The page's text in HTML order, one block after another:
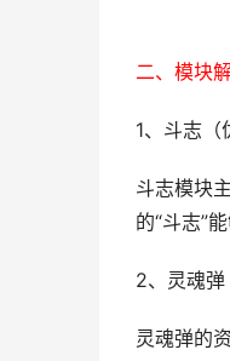
二、模块
1、斗志（
斗志模块
的“斗志”
2、灵魂弹
灵魂弹的